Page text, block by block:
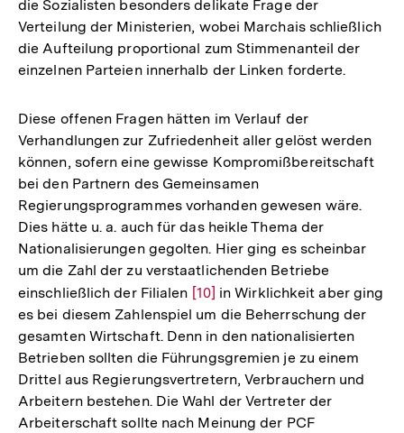
die Sozialisten besonders delikate Frage der
Verteilung der Ministerien, wobei Marchais schließlich
die Aufteilung proportional zum Stimmenanteil der
einzelnen Parteien innerhalb der Linken forderte.
Diese offenen Fragen hätten im Verlauf der
Verhandlungen zur Zufriedenheit aller gelöst werden
können, sofern eine gewisse Kompromißbereitschaft
bei den Partnern des Gemeinsamen
Regierungsprogrammes vorhanden gewesen wäre.
Dies hätte u. a. auch für das heikle Thema der
Nationalisierungen gegolten. Hier ging es scheinbar
um die Zahl der zu verstaatlichenden Betriebe
einschließlich der Filialen Zur
Auflösung
der
Fußnote
[10] in Wirklichkeit aber ging
es bei diesem Zahlenspiel um die Beherrschung der
gesamten Wirtschaft. Denn in den nationalisierten
Betrieben sollten die Führungsgremien je zu einem
Drittel aus Regierungsvertretern, Verbrauchern und
Arbeitern bestehen. Die Wahl der Vertreter der
Arbeiterschaft sollte nach Meinung der PCF